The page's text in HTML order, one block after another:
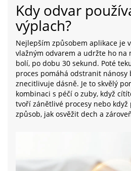
Kdy odvar
výplach?
Nejlepším způsobem aplikace je
vlažným odvarem a udržte ho na
bolí, po dobu 30 sekund. Poté
proces pomáhá odstranit nánosy
znecitlivuje dásně. Je to skvělý
kombinaci s péčí o zuby, když
tvoří zánětlivé procesy nebo
způsob, jak osvěžit dech a